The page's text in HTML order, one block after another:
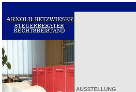
AUSSTELLUNG